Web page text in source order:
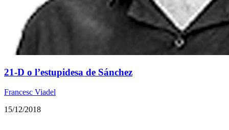
21-D o l’estupidesa de Sánchez
Francesc Viadel
15/12/2018